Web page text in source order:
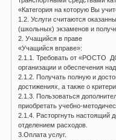
«Категория на которую Вы
1.2. Услуги считаются
(школьных) экзаменов и
2. Учащийся в праве
«Учащийся вправе»:
2.1.1. Требовать от «РОСТО
организации и обеспечения
2.1.2. Получать полную и
достижениях, а также о
2.1.3. Пользоваться
приобретать учебно-
2.1.4. Расторгнуть
отделением расходов.
3.Оплата услуг.